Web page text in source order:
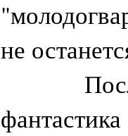
не
После